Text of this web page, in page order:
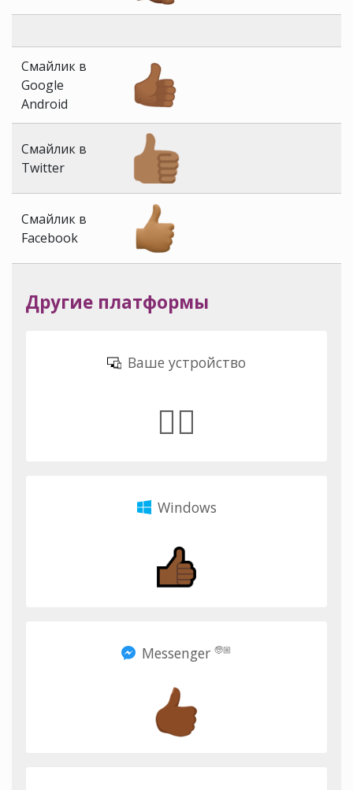
Смайлик в
Google
Android
Смайлик в
Twitter
Смайлик в
Facebook
Другие платформы
Ваше устройство
👍🏾
Windows
Messenger 🧓🏼